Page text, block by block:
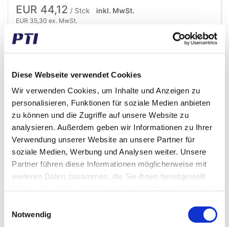
Diese Webseite verwendet Cookies
Wir verwenden Cookies, um Inhalte und Anzeigen zu
personalisieren, Funktionen für soziale Medien anbieten
zu können und die Zugriffe auf unsere Website zu
analysieren. Außerdem geben wir Informationen zu Ihrer
Verwendung unserer Website an unsere Partner für
soziale Medien, Werbung und Analysen weiter. Unsere
Partner führen diese Informationen möglicherweise mit
weiteren Daten zusammen, die Sie ihnen bereitgestellt
Notwendig
EUR 44,12 / Stck inkl. MwSt.
EUR 35,30 ex. MwSt.
Ausverkauft